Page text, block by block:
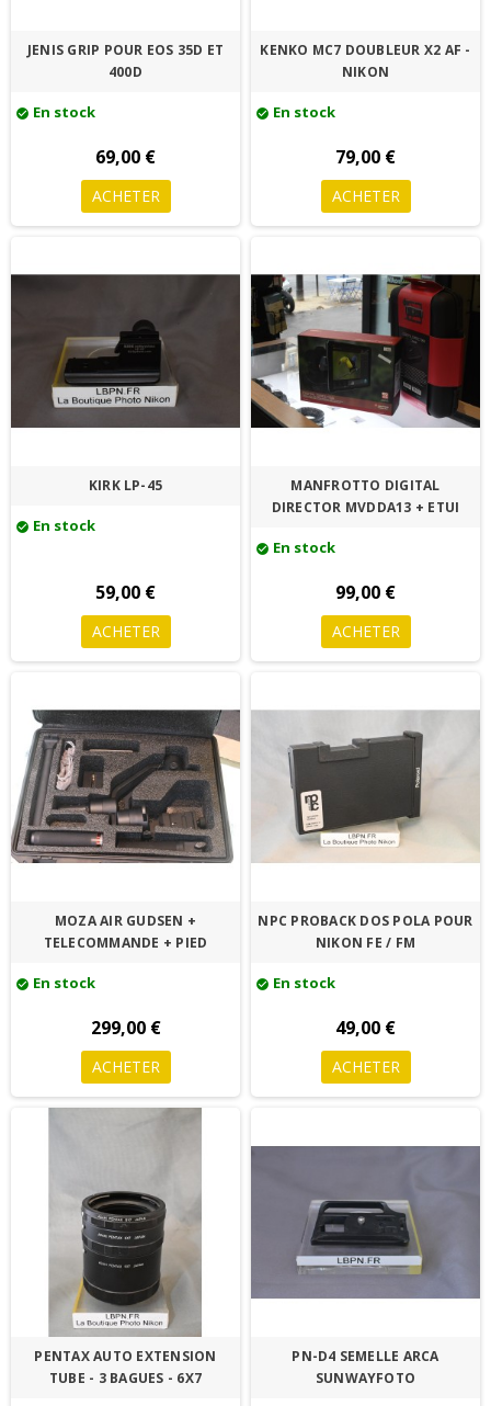
JENIS GRIP POUR EOS 35D ET
400D
check_circle En stock
69,00 €
ACHETER
KENKO MC7 DOUBLEUR X2 AF -
NIKON
check_circle En stock
79,00 €
ACHETER
KIRK LP-45
check_circle En stock
59,00 €
ACHETER
MANFROTTO DIGITAL
DIRECTOR MVDDA13 + ETUI
check_circle En stock
99,00 €
ACHETER
MOZA AIR GUDSEN +
TELECOMMANDE + PIED
check_circle En stock
299,00 €
ACHETER
NPC PROBACK DOS POLA POUR
NIKON FE / FM
check_circle En stock
49,00 €
ACHETER
PENTAX AUTO EXTENSION
TUBE - 3 BAGUES - 6X7
PN-D4 SEMELLE ARCA
SUNWAYFOTO